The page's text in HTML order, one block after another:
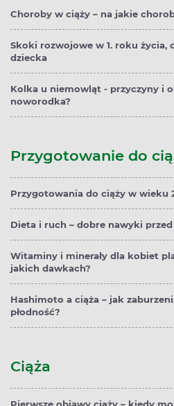
Choroby w ciąży – na jakie
Skoki rozwojowe w 1. roku życia,
dziecka
Kolka u niemowląt - przyczyny i
noworodka?
Przygotowanie do
Przygotowania do ciąży w wieku
Dieta i ruch – dobre nawyki
Witaminy i minerały dla kobiet
jakich dawkach?
Hashimoto a ciąża – jak
płodność?
Ciąża